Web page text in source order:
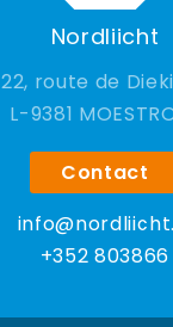
Nordliicht
22, route de
9381
Contact
+352 803866